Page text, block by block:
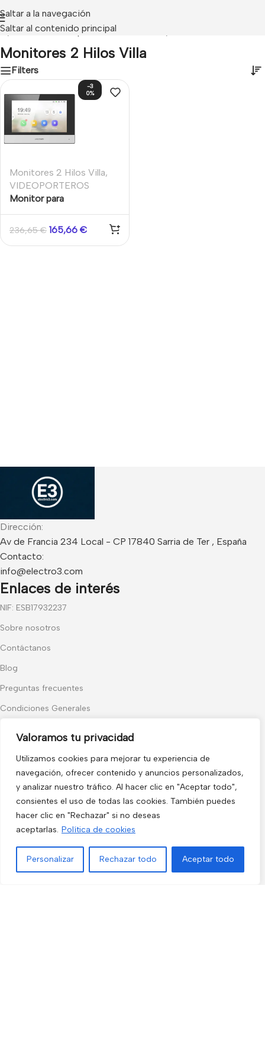
Valoramos tu privacidad
Utilizamos cookies para mejorar tu experiencia de
navegación, ofrecer contenido y anuncios personalizados,
y analizar nuestro tráfico. Al hacer clic en "Aceptar todo",
consientes el uso de todas las cookies. También puedes
hacer clic en "Rechazar" si no deseas
aceptarlas. Política de cookies
Personalizar Rechazar todo Aceptar todo
Saltar a la navegación
Saltar al contenido principal
/Hikvision Videoporteros 2 Hilos Villa
Monitores 2 Hilos Villa
Filters
-3
0%
Monitores 2 Hilos Villa,
VIDEOPORTEROS
Monitor para
videoportero estación
interior 2 hilos 7″ Serie Y
236,65€ 165,66 €
Dirección:
Av de Francia 234 Local - CP 17840 Sarria de Ter , España
Contacto:
info@electro3.com
Enlaces de interés
NIF: ESB17932237
Sobre nosotros
Contáctanos
Blog
Preguntas frecuentes
Condiciones Generales
Categorías populares
Audiovisuales
Control de Accesos
Hogar y Exterior
Alarma AX-PRO